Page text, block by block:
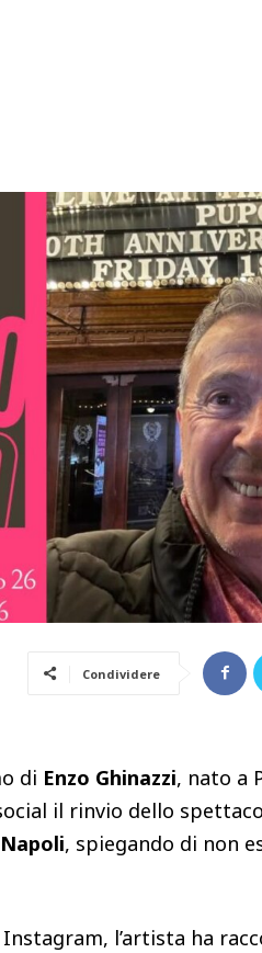
Condividere
di Enzo Ghinazzi, nato a
il rinvio dello
, spiegando di non
l’artista ha